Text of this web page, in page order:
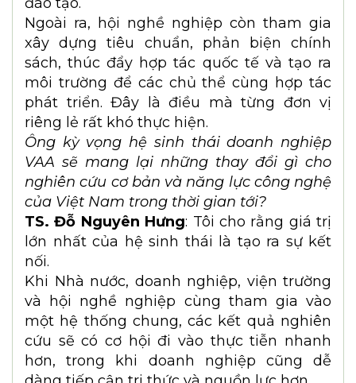
hình thành trên mô hình bốn bên gồm
Nhà nước - Doanh nghiệp - Viện trường -
Hội nghề nghiệp.
Trong đó, Nhà nước đóng vai trò kiến tạo
thông qua việc xây dựng cơ chế, chính
sách và các chương trình hỗ trợ. Doanh
nghiệp là trung tâm của hệ sinh thái, là
nơi tiếp nhận công nghệ và đặt ra các nhu
cầu thực tiễn cho nghiên cứu. Các viện
nghiên cứu và trường đại học cung cấp tri
thức, công nghệ và nguồn nhân lực chất
lượng cao.
Riêng đối với hội nghề nghiệp, vai trò
quan trọng nhất là kết nối và điều phối.
Chúng tôi giúp doanh nghiệp tiếp cận các
chương trình hỗ trợ, kết nối với chuyên gia
và các cơ sở đào tạo; đồng thời chuyển tải
nhu cầu thực tế của doanh nghiệp đến
các viện trường để phục vụ nghiên cứu và